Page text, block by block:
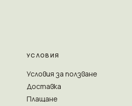
УСЛОВИЯ
Условия за ползване
Доставка
Плащане